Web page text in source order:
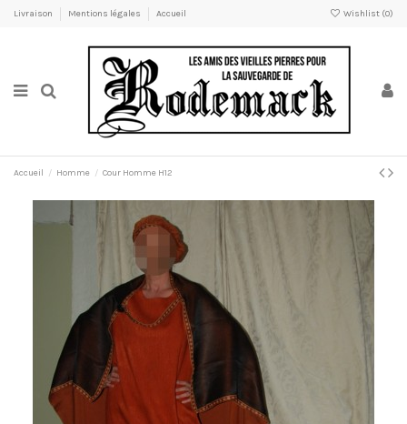
Livraison Mentions légales Accueil Wishlist (0)
Accueil Homme Cour Homme H12